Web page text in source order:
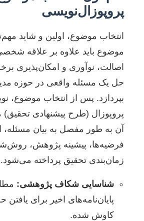
پروپوزال‌نویسی
انتخاب موضوع، اولین و شاید
موضوع باید علاوه بر علاقه
اصالت، نوآوری و امکان‌پذیری
حل یک مسئله واقعی در حوزه
بپردازد. پس از انتخاب موضوع،
پروپوزال (طرح پیشنهادی
آن به طور مفصل به بیان مسئله،
فرضیه‌ها، پیشینه پژوهش،
زمان‌بندی تحقیق پرداخته می‌شود.
شناسایی شکاف پژوهشی:
پایان‌نامه‌های اخیر برای یافتن
کاوش شده.